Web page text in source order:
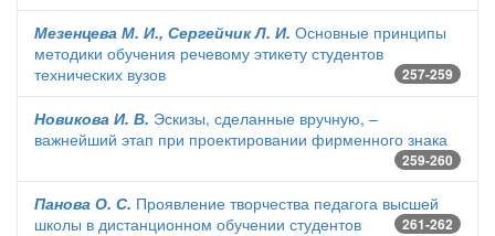
Мезенцева М. И., Сергейчик Л. И. Основные принципы
методики обучения речевому этикету студентов
технических вузов
257-259
Новикова И. В. Эскизы, сделанные вручную, –
важнейший этап при проектировании фирменного знака
259-260
Панова О. С. Проявление творчества педагога высшей
школы в дистанционном обучении студентов
261-262